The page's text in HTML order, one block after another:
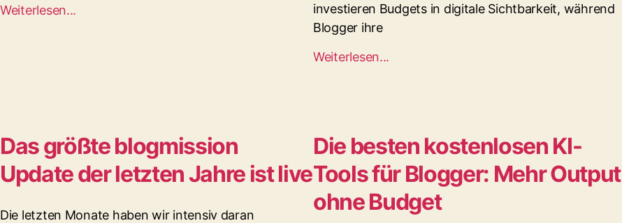
Weiterlesen...
investieren Budgets in digitale Sichtbarkeit, während
Blogger ihre
Weiterlesen...
Das größte blogmission
Update der letzten Jahre ist live
Die letzten Monate haben wir intensiv daran
Die besten kostenlosen KI-
Tools für Blogger: Mehr Output
ohne Budget